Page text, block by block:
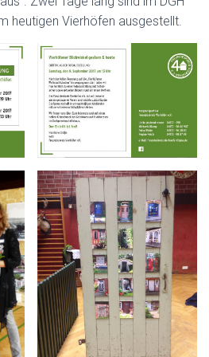
heutigen Vierhöfen ausgestellt.